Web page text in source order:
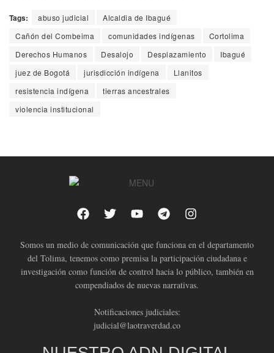
Tags: abuso judicial
Alcaldia de Ibagué
Cañón del Combeima
comunidades indígenas
Cortolima
Derechos Humanos
Desalojo Desplazamiento
Ibagué
juez de Bogotá
jurisdicción indígena
Llanitos
resistencia indígena
tierras ancestrales
violencia institucional
Somos un medio de comunicación que funciona en el departamento
del Tolima, tenemos como premisa la participación ciudadana e
investigación como función de control hacia lo público, también en
compendiados de nuevas narrativas.
Notificaciones judiciales:
judicial@laotraverdad.co